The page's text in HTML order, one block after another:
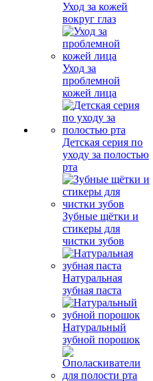
Уход за кожей
вокруг глаз
Уход за
проблемной
кожей лица
Детская серия по
уходу за полостью
рта
Зубные щётки и
стикеры для
чистки зубов
Натуральная
зубная паста
Натуральный
зубной порошок